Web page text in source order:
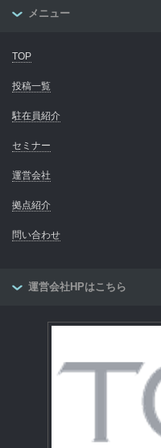
メニュー
TOP
投稿一覧
駐在員紹介
セミナー
運営会社
拠点紹介
問い合わせ
運営会社HPはこちら